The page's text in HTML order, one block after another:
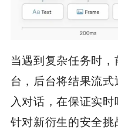
当遇到复杂任务时
台，后台将结果流
入对话，在保证实时
针对新衍生的安全